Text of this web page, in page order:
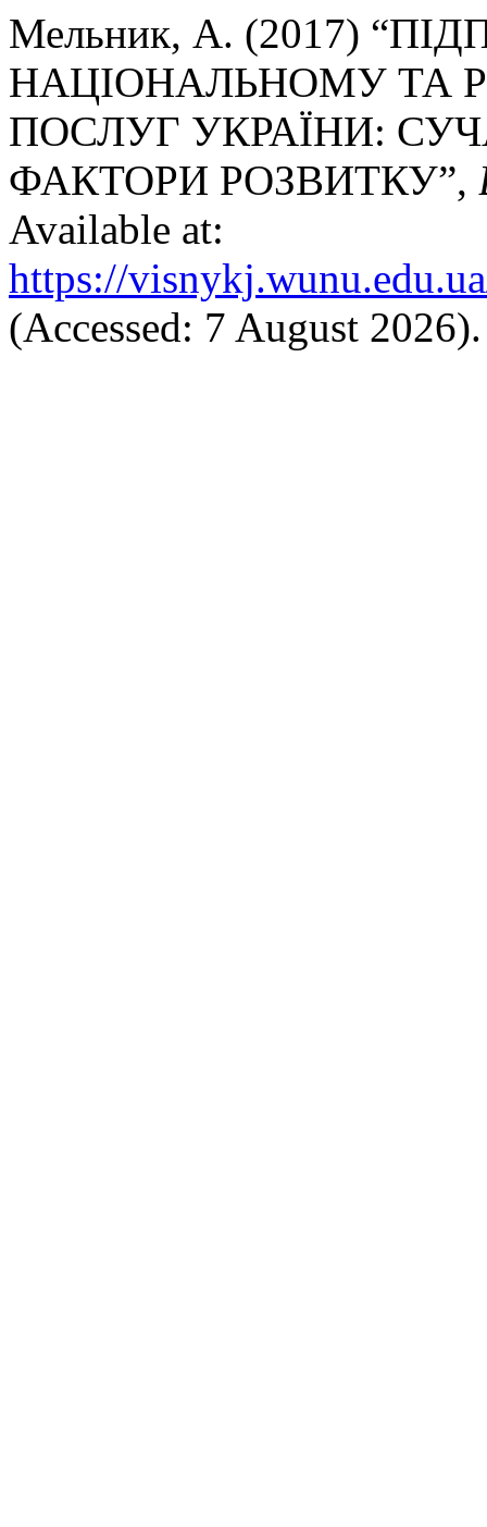
Мельник, А. (2017)
НАЦІОНАЛЬНОМУ ТА
ПОСЛУГ УКРАЇНИ:
ФАКТОРИ РОЗВИТКУ”,
Available at:
https://
(Accessed: 7 August 2026).